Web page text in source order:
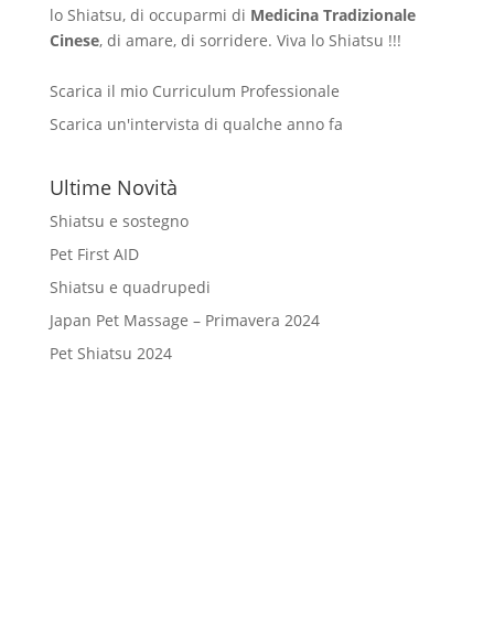
lo Shiatsu, di occuparmi di Medicina Tradizionale
Cinese, di amare, di sorridere. Viva lo Shiatsu !!!
Scarica il mio Curriculum Professionale
Scarica un'intervista di qualche anno fa
Ultime Novità
Shiatsu e sostegno
Pet First AID
Shiatsu e quadrupedi
Japan Pet Massage – Primavera 2024
Pet Shiatsu 2024